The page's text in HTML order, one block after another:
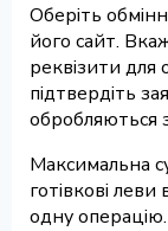
Оберіть
його сайт.
реквізити для
підтвердіть
обробляються
Максимальна
готівкові
одну операцію.